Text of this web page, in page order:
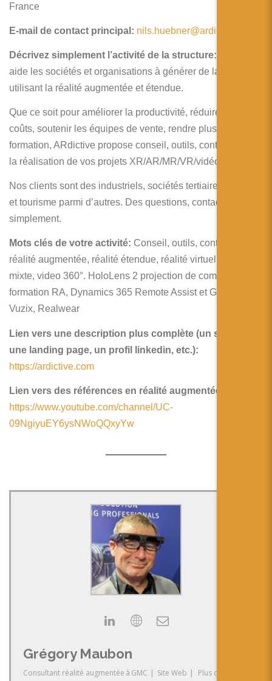
France
E-mail de contact principal: nils.huebner@ardictive.com
Décrivez simplement l’activité de la structure:
aide les sociétés et organisations à générer de la valeur en
utilisant la réalité augmentée et étendue.
Que ce soit pour améliorer la productivité, réduire les
coûts, soutenir les équipes de vente, rendre plus éfficace la
formation, ARdictive propose conseil, outils, contenus pour
la réalisation de vos projets XR/AR/MR/VR/vidéo 360°.
Nos clients sont des industriels, sociétés tertiaires, culture
et tourisme parmi d’autres. Des questions, contactez nous
simplement.
Mots clés de votre activité: Conseil, outils, contenus de
réalité augmentée, réalité étendue, réalité virtuelle, réalité
mixte, video 360°. HoloLens 2 projection de compétences,
formation RA, Dynamics 365 Remote Assist et Guides,
Vuzix, Realwear
Lien vers une description plus complète (un site web,
une landing page, un profil linkedin, etc.):
https://ardictive.com
Lien vers des références en réalité augmentée:
https://www.youtube.com/channel/UC-
09NgiyuEY6ysNWoQQxyYw
Grégory Maubon
Consultant réalité augmentée à GMC | Site Web |
Plus de